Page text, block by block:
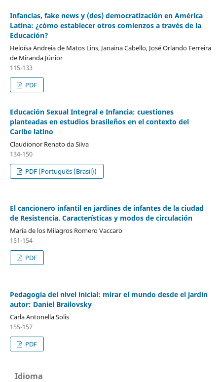
Infancias, fake news y (des) democratización en América
Latina: ¿cómo establecer otros comienzos a través de la
Educación?
Heloísa Andreia de Matos Lins, Janaina Cabello, José Orlando Ferreira
de Miranda Júnior
115-133
PDF
Educación Sexual Integral e Infancia: cuestiones
planteadas en estudios brasileños en el contexto del
Caribe latino
Claudionor Renato da Silva
134-150
PDF (Português (Brasil))
El cancionero infantil en jardines de infantes de la ciudad
de Resistencia. Características y modos de circulación
María de los Milagros Romero Vaccaro
151-154
PDF
Pedagogía del nivel inicial: mirar el mundo desde el jardín
autor: Daniel Brailovsky
Carla Antonella Solis
155-157
PDF
Idioma